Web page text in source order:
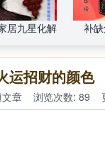
居九星化解 补
运招财的颜色
章 浏览次数: 89